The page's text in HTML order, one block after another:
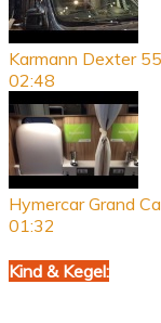
Karmann Dexter
02:48
Hymercar Grand
01:32
Kind & Kegel: